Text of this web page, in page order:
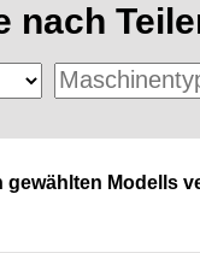
nach
Modells